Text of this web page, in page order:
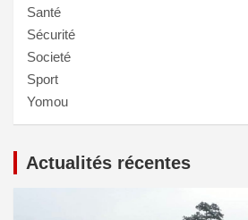
Santé
Sécurité
Societé
Sport
Yomou
Actualités récentes